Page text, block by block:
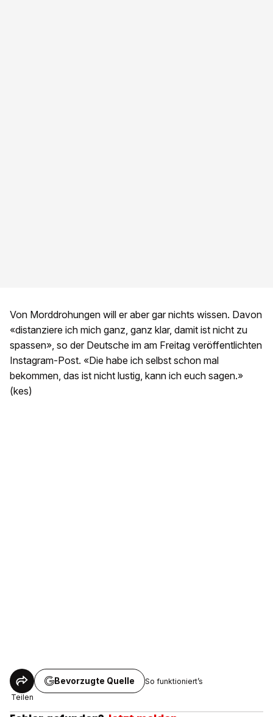
Von Morddrohungen will er aber gar nichts wissen. Davon
«distanziere ich mich ganz, ganz klar, damit ist nicht zu
spassen», so der Deutsche im am Freitag veröffentlichten
Instagram-Post. «Die habe ich selbst schon mal
bekommen, das ist nicht lustig, kann ich euch sagen.»
(kes)
Teilen
Bevorzugte Quelle So funktioniert’s